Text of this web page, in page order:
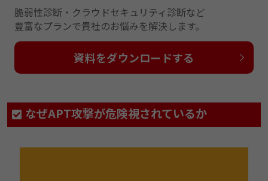
脆弱性診断・クラウドセキュリティ診断など
豊富なプランで貴社のお悩みを解決します。
資料をダウンロードする
なぜAPT攻撃が危険視されているか